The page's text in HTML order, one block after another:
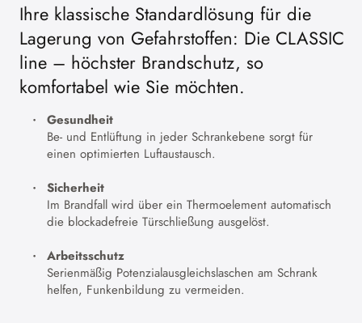
Ihre klassische Standardlösung für die
Lagerung von Gefahrstoffen: Die CLASSIC
line – höchster Brandschutz, so
komfortabel wie Sie möchten.
Gesundheit
Be- und Entlüftung in jeder Schrankebene sorgt für
einen optimierten Luftaustausch.
Sicherheit
Im Brandfall wird über ein Thermoelement automatisch
die blockadefreie Türschließung ausgelöst.
Arbeitsschutz
Serienmäßig Potenzialausgleichslaschen am Schrank
helfen, Funkenbildung zu vermeiden.